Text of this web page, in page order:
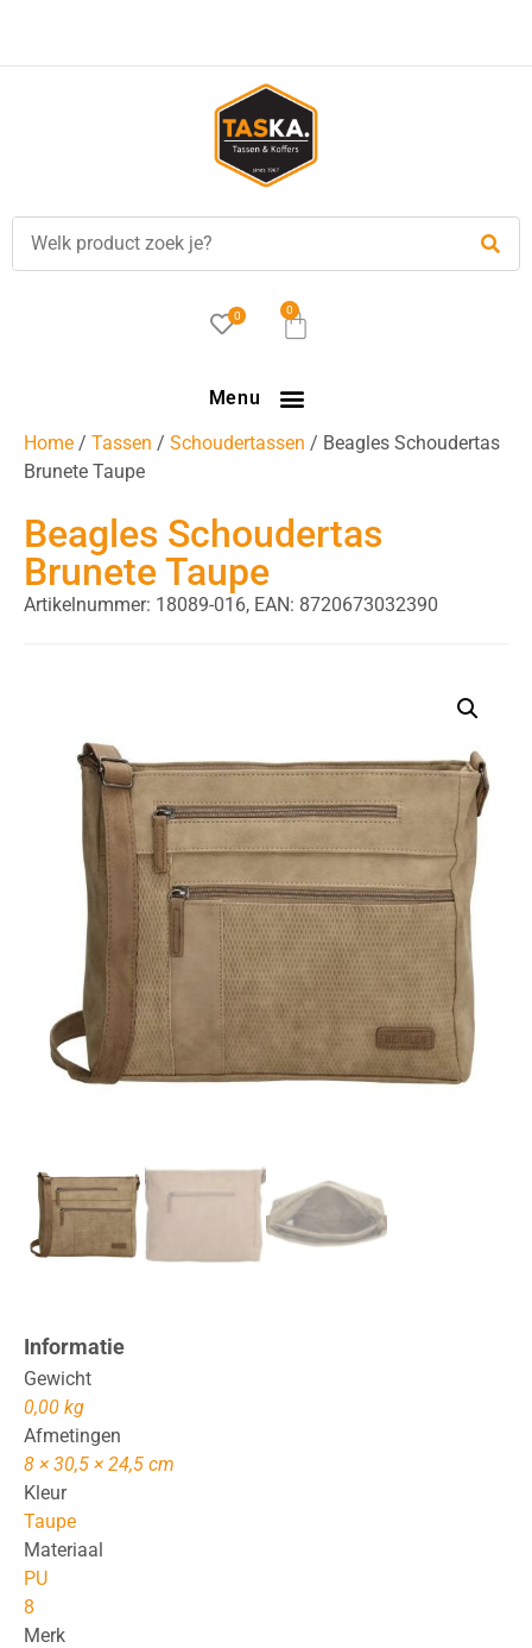
verzending in NL vanaf €35,-!
0 0
Menu
Home / Tassen / Schoudertassen / Beagles Schoudertas
Brunete Taupe
Beagles Schoudertas
Brunete Taupe
Artikelnummer: 18089-016, EAN: 8720673032390
Informatie
Gewicht
0,00 kg
Afmetingen
8 × 30,5 × 24,5 cm
Kleur
Taupe
Materiaal
PU
8
Merk